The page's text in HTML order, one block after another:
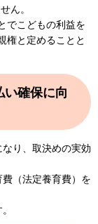
ん。
でこどもの利益を
権と定めることと
確保に向
り、取決めの実効
（法定養育費）を